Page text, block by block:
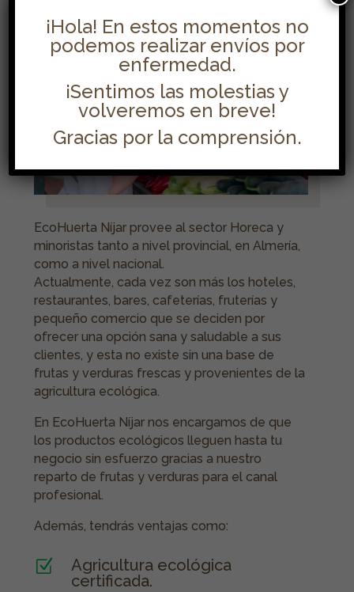
EcoHuerta Níjar provee al sector Horeca y
minoristas tanto a nivel provincial, en Almería,
como a nivel nacional.
Actualmente, cada vez son más los hoteles,
restaurantes, bares, cafeterías, fruterías y
pequeño comercio que se deciden por
ofrecer una opción sana y saludable a sus
clientes, y esta no existe sin una base de
frutas y verduras frescas y provenientes de la
agricultura ecológica.
En EcoHuerta Níjar nos encargamos de que
los productos ecológicos lleguen hasta tu
negocio sin esfuerzo gracias a nuestro
reparto de frutas y verduras para el canal
profesional.
Además, tendrás ventajas como:
Z
Agricultura ecológica
certificada.
¡Hola! En estos momentos no
podemos realizar envíos por
enfermedad.
¡Sentimos las molestias y
volveremos en breve!
Gracias por la comprensión.